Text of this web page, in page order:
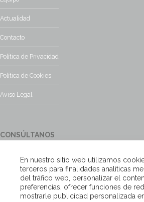
Actualidad
Contacto
Política de Privacidad
Política de Cookies
Aviso Legal
CONSÚLTANOS
encantados
Escríbenos
En nuestro sitio web utilizamos
terceros para finalidades analíticas
del tráfico web, personalizar el
preferencias, ofrecer funciones de
mostrarle publicidad personalizada